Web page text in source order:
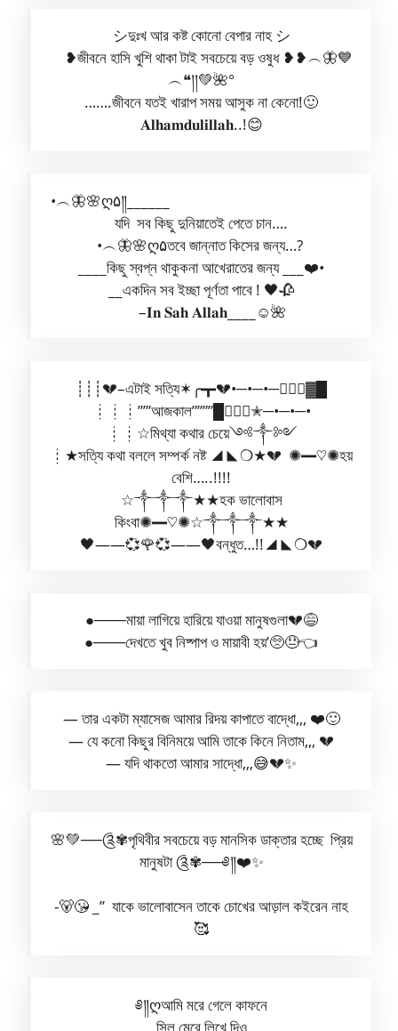
シ︎দুঃখ আর কষ্ট কোনো বেপার নাহ シ︎
❥জীবনে হাসি খুশি থাকা টাই সবচেয়ে বড় ওষুধ ❥︎❥︵🦋💙
︵❝།།💚🌺°
…….জীবনে যতই খারাপ সময় আসুক না কেনো!🙂
𝐀𝐥𝐡𝐚𝐦𝐝𝐮𝐥𝐢𝐥𝐥𝐚𝐡..!😊
•︵🦋🌸ღ۵༎______
যদি সব কিছু দুনিয়াতেই পেতে চান….
•︵🦋🌸ღ۵তবে জান্নাত কিসের জন্য…?
____কিছু স্বপ্ন থাকুকনা আখেরাতের জন্য ___❤️•
__একদিন সব ইচ্ছা পূর্ণতা পাবে ! 🖤🥀
–𝐈𝐧 𝐒𝐚𝐡 𝐀𝐥𝐥𝐚𝐡____☺️🌺
┊┊┊💔–এটাই সত্যি✶╭┳💔•─•─•─✭⃢⃢▓█
┊┊┊””’আজকাল””””█▓⃢⃢✭─•─•─•
┊┊☆মিথ্যা কথার চেয়ে༺༒༻
┊★সত্যি কথা বললে সম্পর্ক নষ্ট ◢◣❍★💔 ✺━♡︎✺হয়
বেশি…..!!!!
☆༒༒༒★★হক ভালোবাস
কিংবা✺━♡︎✺☆༒༒༒★★
🖤——💞🌹💞——🖤বন্ধুত…!!◢◣❍💔
●───মায়া লাগিয়ে হারিয়ে যাওয়া মানুষগুলা💔😅
●───দেখতে খুব নিষ্পাপ ও মায়াবী হয়’🥺😓👈
— তার একটা ম্যাসেজ আমার রিদয় কাপাতে বাদ্ধো,,, ❤️🙂
— যে কনো কিছুর বিনিময়ে আমি তাকে কিনে নিতাম,,, 💔
— যদি থাকতো আমার সাদ্ধো,,,😅💔✨
🌸💚──༊✾পৃথিবীর সবচেয়ে বড় মানসিক ডাক্তার হচ্ছে প্রিয়
মানুষটা ༊✾──༅༎❤️✨
-🐻😘 _” যাকে ভালোবাসেন তাকে চোখের আড়াল কইরেন নাহ
🥰
༅༎ღআমি মরে গেলে কাফনে
সিল মেরে লিখে দিও